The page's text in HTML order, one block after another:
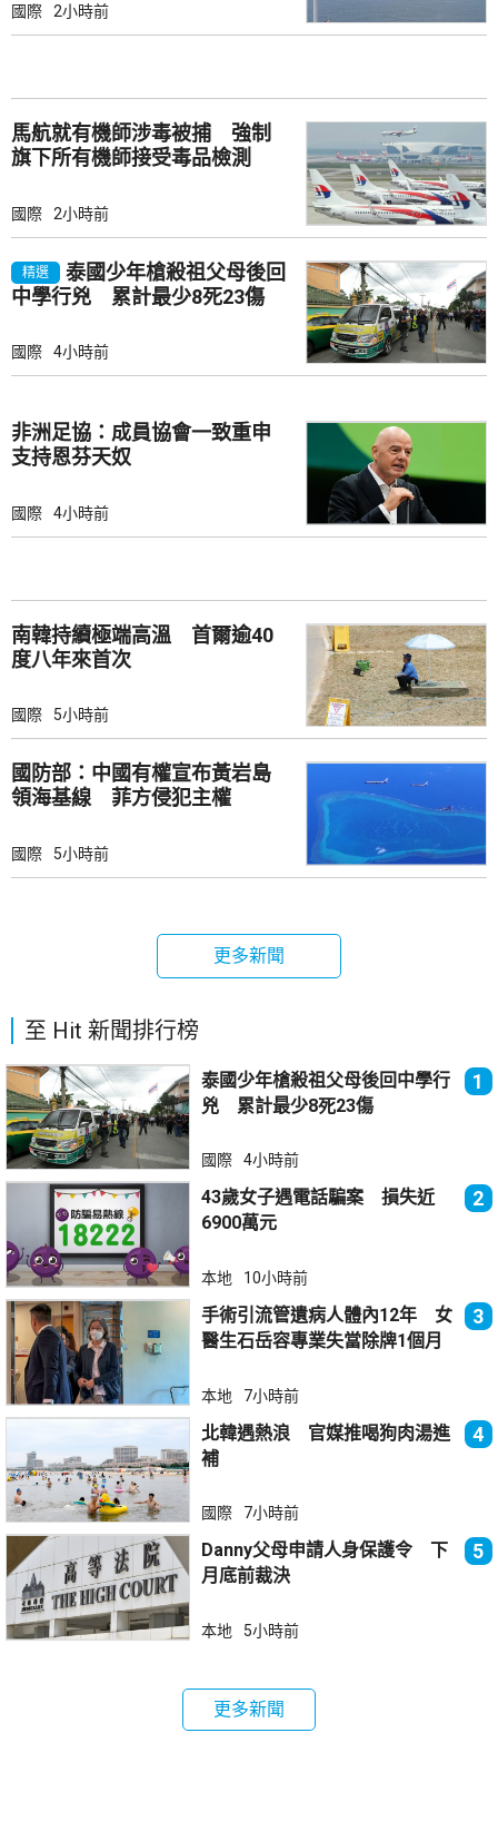
國際 2小時前
馬航就有機師涉毒被捕 強制
旗下所有機師接受毒品檢測
國際 2小時前
精選
泰國少年槍殺祖父母後回
中學行兇 累計最少8死23傷
國際 4小時前
非洲足協：成員協會一致重申
支持恩芬天奴
國際 4小時前
南韓持續極端高溫 首爾逾40
度八年來首次
國際 5小時前
國防部：中國有權宣布黃岩島
領海基線 菲方侵犯主權
國際 5小時前
更多新聞
至 Hit 新聞排行榜
泰國少年槍殺祖父母後回中學行
兇 累計最少8死23傷
1
國際 4小時前
43歲女子遇電話騙案 損失近
6900萬元
2
本地 10小時前
手術引流管遺病人體內12年 女
醫生石岳容專業失當除牌1個月
3
本地 7小時前
北韓遇熱浪 官媒推喝狗肉湯進
補
4
國際 7小時前
Danny父母申請人身保護令 下
月底前裁決
5
本地 5小時前
更多新聞